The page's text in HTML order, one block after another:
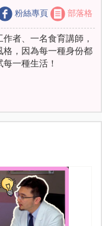
粉絲專頁 部落格
者、一名食育講師，
，因為每一種身份都
一種生活！